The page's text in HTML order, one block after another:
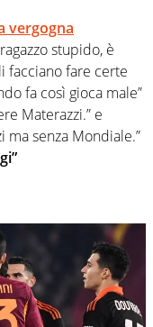
vergogna
stupido, è
facciano fare certe
fa così gioca male”
Materazzi.” e
ma senza Mondiale.”